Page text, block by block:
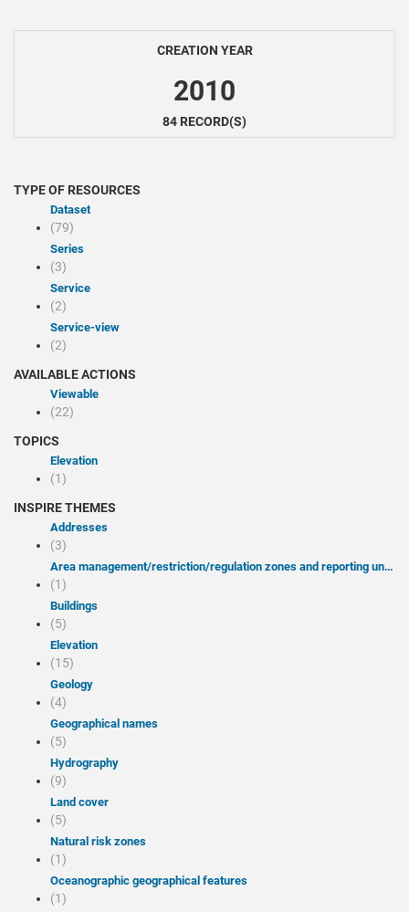
CREATION YEAR
2010
84 RECORD(S)
TYPE OF RESOURCES
Dataset
(79)
Series
(3)
Service
(2)
service-view
(2)
AVAILABLE ACTIONS
Viewable
(22)
TOPICS
Elevation
(1)
INSPIRE THEMES
Addresses
(3)
Area management/restriction/regulation zones and reporting units
(1)
Buildings
(5)
Elevation
(15)
Geology
(4)
Geographical names
(5)
Hydrography
(9)
Land cover
(5)
Natural risk zones
(1)
Oceanographic geographical features
(1)